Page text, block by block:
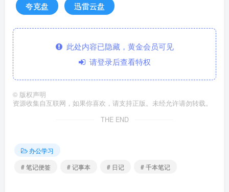
夸克盘 迅雷云盘
此处内容已隐藏，黄金会员可见
请登录后查看特权
© 版权声明
资源收集自互联网，如果你喜欢，请支持正版。未经允许请勿转载。
THE END
办公学习
# 笔记便签
# 记事本 # 日记 # 千本笔记